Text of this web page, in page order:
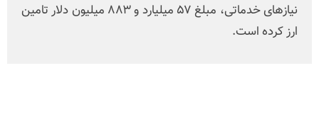
نیازهای خدماتی، مبلغ ۵۷ میلیارد و ۸۸۳ میلیون دلار تامین
ارز کرده است.